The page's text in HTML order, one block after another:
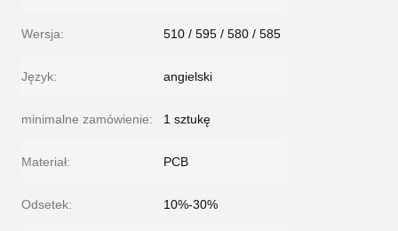
Wersja: 510 / 595 / 580 / 585
Język: angielski
minimalne zamówienie: 1 sztukę
Materiał: PCB
Odsetek: 10%-30%